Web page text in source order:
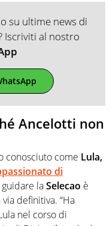
su ultime news di
Iscriviti al nostro
Ancelotti non
conosciuto come Lula,
di
laSelecao è
definitiva. “Ha
nel corso di